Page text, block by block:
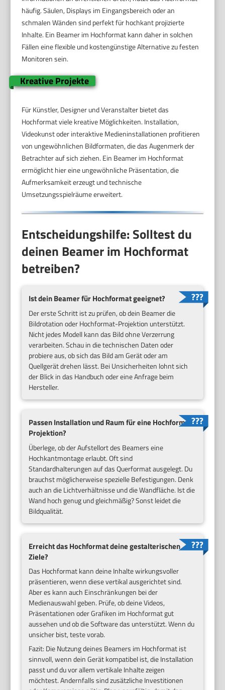
häufig. Säulen, Displays im Eingangsbereich oder an
schmalen Wänden sind perfekt für hochkant projizierte
Inhalte. Ein Beamer im Hochformat kann daher in solchen
Fällen eine flexible und kostengünstige Alternative zu festen
Monitoren sein.
Kreative Projekte
Für Künstler, Designer und Veranstalter bietet das
Hochformat viele kreative Möglichkeiten. Installation,
Videokunst oder interaktive Medieninstallationen profitieren
von ungewöhnlichen Bildformaten, die das Augenmerk der
Betrachter auf sich ziehen. Ein Beamer im Hochformat
ermöglicht hier eine ungewöhnliche Präsentation, die
Aufmerksamkeit erzeugt und technische
Umsetzungsspielräume erweitert.
Entscheidungshilfe: Solltest du
deinen Beamer im Hochformat
betreiben?
Ist dein Beamer für Hochformat geeignet?
Der erste Schritt ist zu prüfen, ob dein Beamer die
Bildrotation oder Hochformat-Projektion unterstützt.
Nicht jedes Modell kann das Bild ohne Verzerrung
verarbeiten. Schau in die technischen Daten oder
probiere aus, ob sich das Bild am Gerät oder am
Quellgerät drehen lässt. Bei Unsicherheiten lohnt sich
der Blick in das Handbuch oder eine Anfrage beim
Hersteller.
Passen Installation und Raum für eine Hochformat-
Projektion?
Überlege, ob der Aufstellort des Beamers eine
Hochkantmontage erlaubt. Oft sind
Standardhalterungen auf das Querformat ausgelegt. Du
brauchst möglicherweise spezielle Befestigungen. Denk
auch an die Lichtverhältnisse und die Wandfläche. Ist die
Wand hoch genug und gleichmäßig? Sonst leidet die
Bildqualität.
Erreicht das Hochformat deine gestalterischen
Ziele?
Das Hochformat kann deine Inhalte wirkungsvoller
präsentieren, wenn diese vertikal ausgerichtet sind.
Aber es kann auch Einschränkungen bei der
Medienauswahl geben. Prüfe, ob deine Videos,
Präsentationen oder Grafiken im Hochformat gut
aussehen und ob die Software das unterstützt. Wenn du
unsicher bist, teste vorab.
Fazit: Die Nutzung deines Beamers im Hochformat ist
sinnvoll, wenn dein Gerät kompatibel ist, die Installation
passt und du vor allem vertikale Inhalte zeigen
möchtest. Andernfalls sind zusätzliche Investitionen